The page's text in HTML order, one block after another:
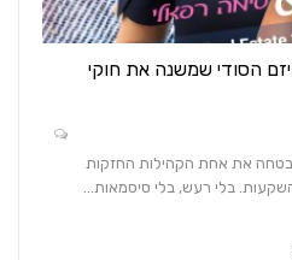
הסודי שמשנה את חוקי
את אחת הקהילות החזקות
בלי רעש, בלי סיסמאות…